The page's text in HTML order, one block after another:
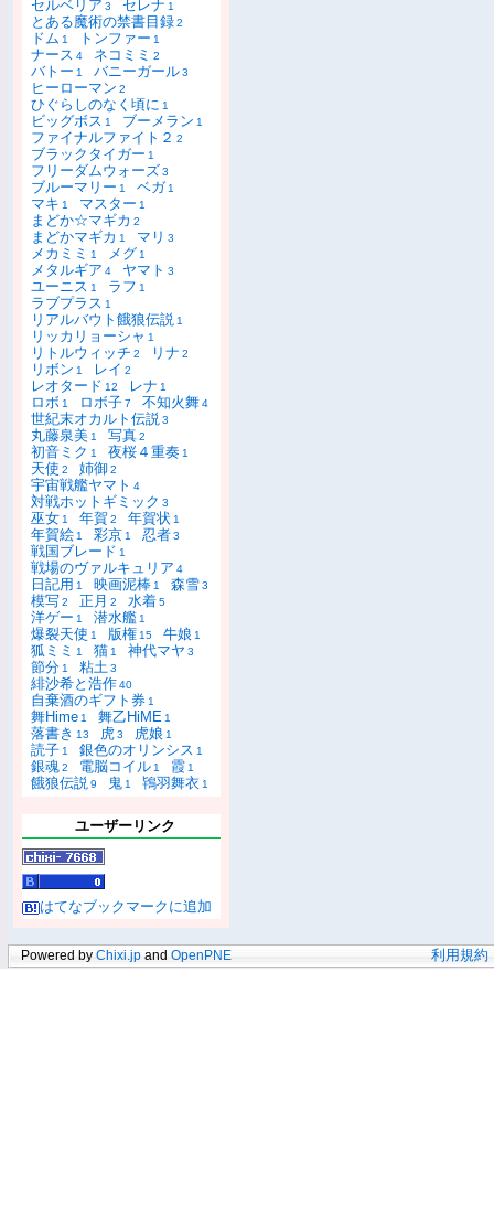
セルベリア 3 セレナ 1
とある魔術の禁書目録2
ドム 1 トンファー 1
ナース 4 ネコミミ 2
バトー 1 バニーガール3
ヒーローマン 2
ひぐらしのなく頃に 1
ビッグボス 1 ブーメラン 1
ファイナルファイト２ 2
ブラックタイガー 1
フリーダムウォーズ3
ブルーマリー 1 ベガ 1
マキ 1 マスター 1
まどか☆マギカ 2
まどかマギカ 1 マリ 3
メカミミ 1 メグ 1
メタルギア 4 ヤマト 3
ユーニス 1 ラフ 1
ラブプラス 1
リアルバウト餓狼伝説 1
リッカリョーシャ 1
リトルウィッチ 2 リナ 2
リボン 1 レイ 2
レオタード 12 レナ 1
ロボ 1 ロボ子7 不知火舞4
世紀末オカルト伝説3
丸藤泉美 1 写真2
初音ミク 1 夜桜４重奏 1
天使 2 姉御2
宇宙戦艦ヤマト 4
対戦ホットギミック 3
巫女 1 年賀2 年賀状 1
年賀絵 1 彩京 1 忍者3
戦国ブレード 1
戦場のヴァルキュリア 4
日記用 1 映画泥棒 1 森雪3
模写2 正月 2 水着5
洋ゲー 1 潜水艦 1
爆裂天使 1 版権 15 牛娘 1
狐ミミ 1 猫 1 神代マヤ 3
節分 1 粘土3
緋沙希と浩作40
自棄酒のギフト券 1
舞Hime 1 舞乙HiME 1
落書き 13 虎3 虎娘 1
読子 1 銀色のオリンシス 1
銀魂2 電脳コイル 1 霞 1
餓狼伝説9 鬼 1 鴇羽舞衣 1
ユーザーリンク
はてなブックマークに追加
Powered by Chixi.jp and OpenPNE 利用規約